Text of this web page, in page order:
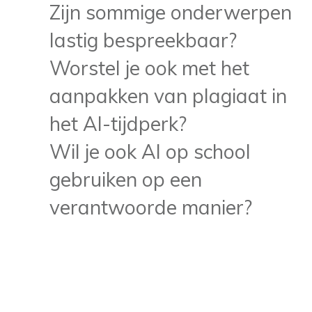
Zijn sommige onderwerpen
lastig bespreekbaar?
Worstel je ook met het
aanpakken van plagiaat in
het AI-tijdperk?
Wil je ook AI op school
gebruiken op een
verantwoorde manier?